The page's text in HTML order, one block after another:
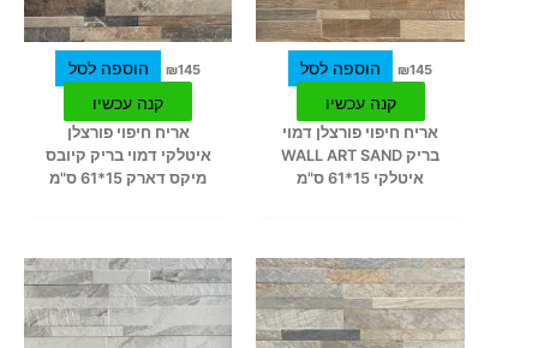
₪145
הוספה לסל
קנה עכשיו
אריח חיפוי פורצלן דמוי
בריק WALL ART SAND
איטלקי 15*61 ס"מ
₪145
הוספה לסל
קנה עכשיו
אריח חיפוי פורצלן
איטלקי דמוי בריק קיובס
מיקס דארק 15*61 ס"מ